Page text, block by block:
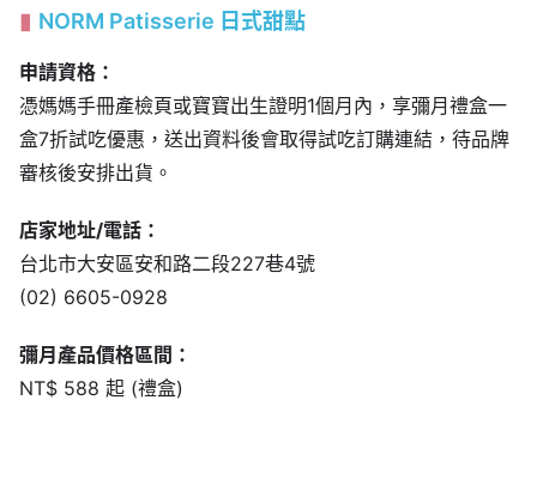
NORM Patisserie 日式甜點
申請資格：
憑媽媽手冊產檢頁或寶寶出生證明1個月內，享彌月禮盒一
盒7折試吃優惠，送出資料後會取得試吃訂購連結，待品牌
審核後安排出貨。
店家地址/電話：
台北市大安區安和路二段227巷4號
(02) 6605-0928
彌月產品價格區間：
NT$ 588 起 (禮盒)